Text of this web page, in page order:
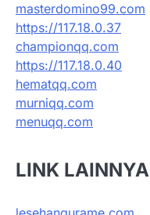
masterdomino99.com
https://117.18.0.37
championqq.com
https://117.18.0.40
hematqq.com
murniqq.com
menuqq.com
LINK LAINNYA